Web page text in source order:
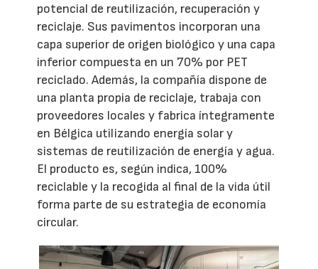
potencial de reutilización, recuperación y
reciclaje. Sus pavimentos incorporan una
capa superior de origen biológico y una capa
inferior compuesta en un 70% por PET
reciclado. Además, la compañía dispone de
una planta propia de reciclaje, trabaja con
proveedores locales y fabrica íntegramente
en Bélgica utilizando energía solar y
sistemas de reutilización de energía y agua.
El producto es, según indica, 100%
reciclable y la recogida al final de la vida útil
forma parte de su estrategia de economía
circular.